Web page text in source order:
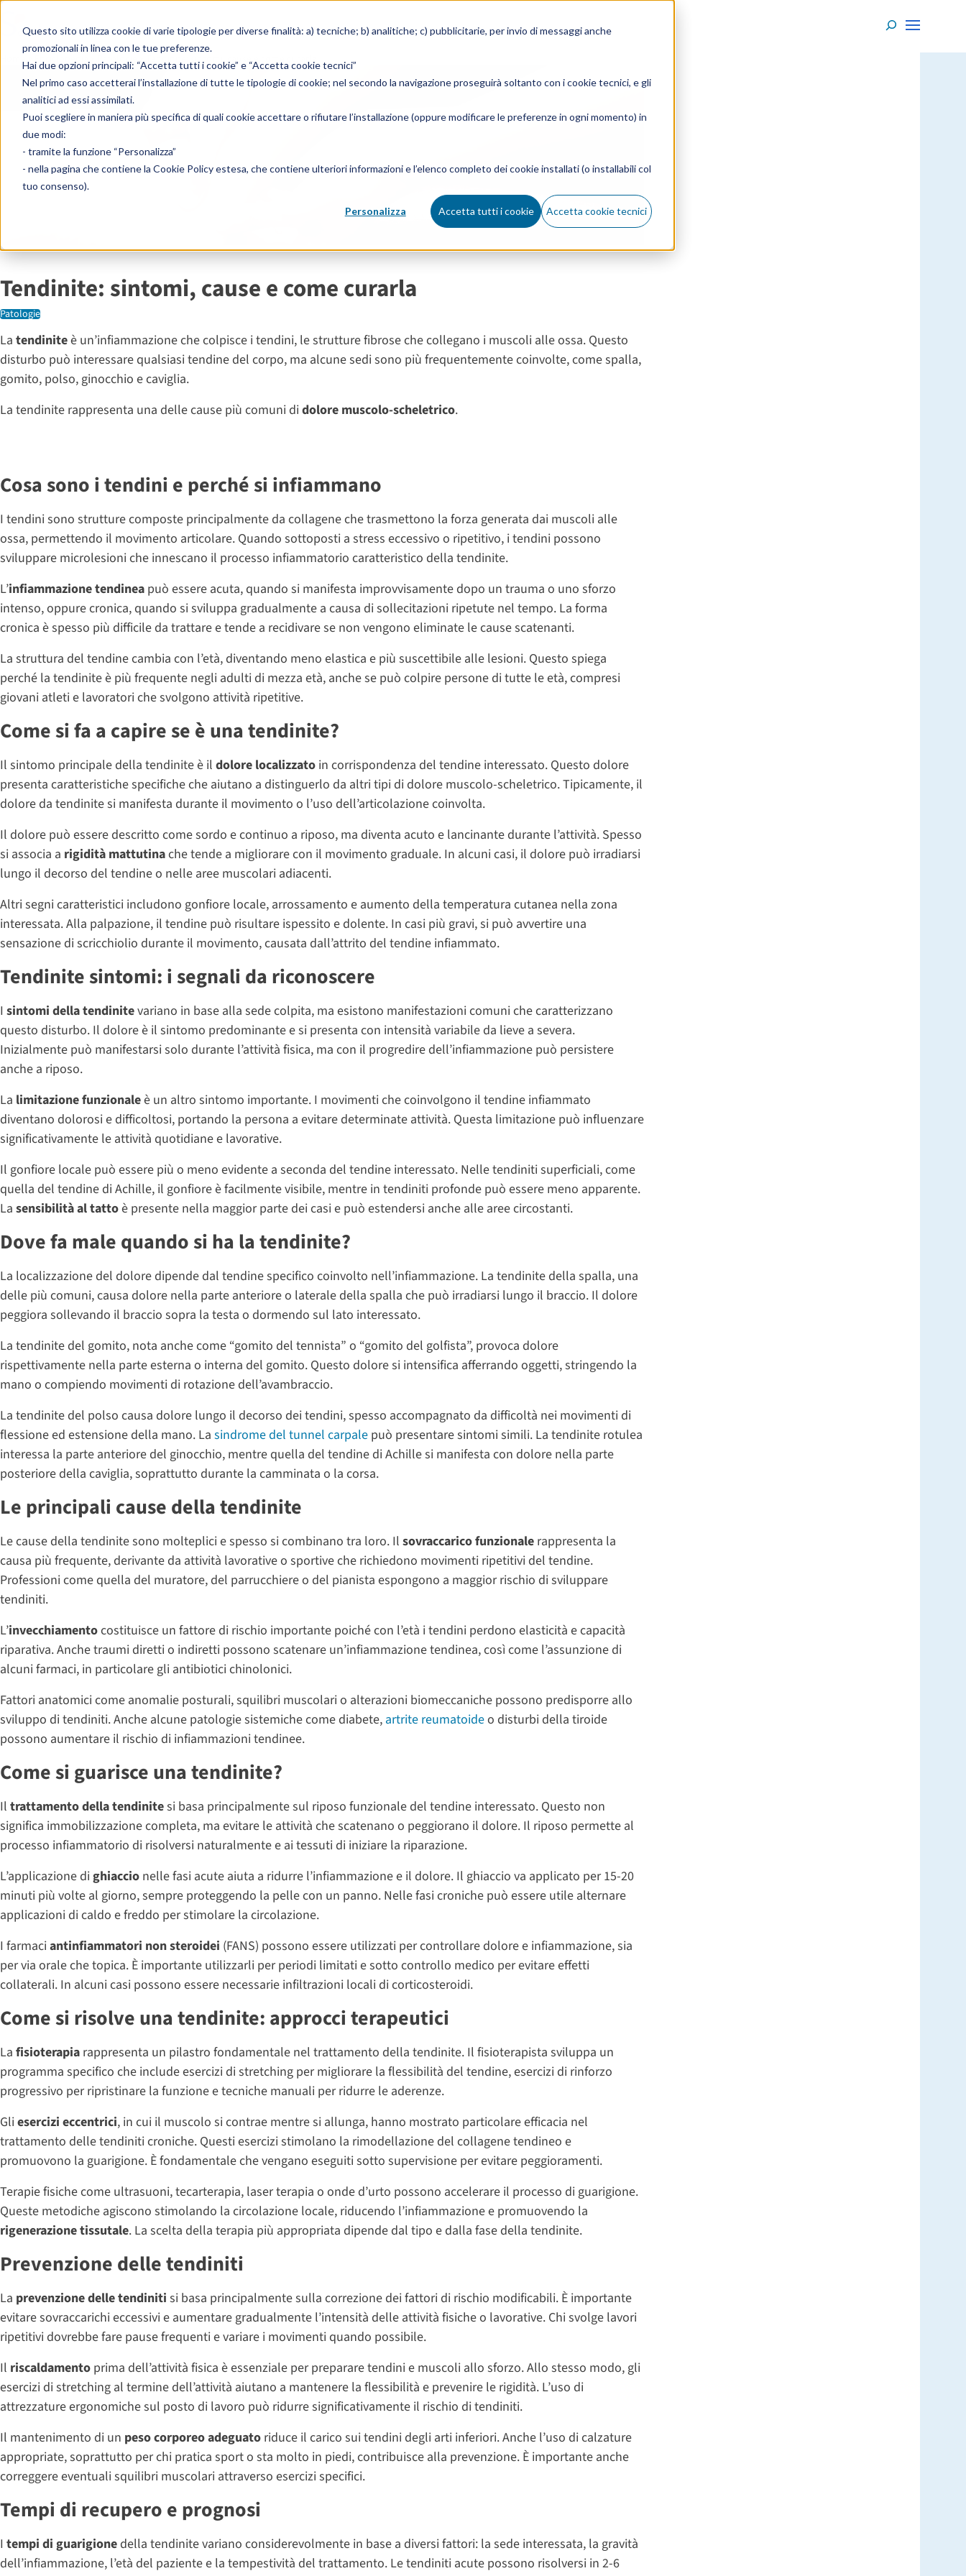
Questo sito utilizza cookie di varie tipologie per diverse finalità: a) tecniche; b) analitiche; c) pubblicitarie, per invio di messaggi anche
promozionali in linea con le tue preferenze.
Hai due opzioni principali: “Accetta tutti i cookie” e “Accetta cookie tecnici”
Nel primo caso accetterai l’installazione di tutte le tipologie di cookie; nel secondo la navigazione proseguirà soltanto con i cookie tecnici, e gli
analitici ad essi assimilati.
Puoi scegliere in maniera più specifica di quali cookie accettare o rifiutare l’installazione (oppure modificare le preferenze in ogni momento) in
due modi:
- tramite la funzione “Personalizza”
- nella pagina che contiene la Cookie Policy estesa, che contiene ulteriori informazioni e l’elenco completo dei cookie installati (o installabili col
tuo consenso).
Personalizza Accetta tutti i cookie Accetta cookie tecnici
Home » Enciclopedia » Patologie » Tendinite: sintomi, cause e come curarla
Tendinite: sintomi, cause e come curarla
Patologie
La tendiniteè un’infiammazione che colpisce i tendini, le strutture fibrose che collegano i muscoli alle ossa. Questo
disturbo può interessare qualsiasi tendine del corpo, ma alcune sedi sono più frequentemente coinvolte, come spalla,
gomito, polso, ginocchio e caviglia.
La tendinite rappresenta una delle cause più comuni didolore muscolo-scheletrico.
Cosa sono i tendini e perché si infiammano
I tendini sono strutture composte principalmente da collagene che trasmettono la forza generata dai muscoli alle
ossa, permettendo il movimento articolare. Quando sottoposti a stress eccessivo o ripetitivo, i tendini possono
sviluppare microlesioni che innescano il processo infiammatorio caratteristico della tendinite.
L’infiammazione tendinea può essere acuta, quando si manifesta improvvisamente dopo un trauma o uno sforzo
intenso, oppure cronica, quando si sviluppa gradualmente a causa di sollecitazioni ripetute nel tempo. La forma
cronica è spesso più difficile da trattare e tende a recidivare se non vengono eliminate le cause scatenanti.
La struttura del tendine cambia con l’età, diventando meno elastica e più suscettibile alle lesioni. Questo spiega
perché la tendinite è più frequente negli adulti di mezza età, anche se può colpire persone di tutte le età, compresi
giovani atleti e lavoratori che svolgono attività ripetitive.
Come si fa a capire se è una tendinite?
Il sintomo principale della tendinite è il dolore localizzato in corrispondenza del tendine interessato. Questo dolore
presenta caratteristiche specifiche che aiutano a distinguerlo da altri tipi di dolore muscolo-scheletrico. Tipicamente, il
dolore da tendinite si manifesta durante il movimento o l’uso dell’articolazione coinvolta.
Il dolore può essere descritto come sordo e continuo a riposo, ma diventa acuto e lancinante durante l’attività. Spesso
si associa a rigidità mattutinache tende a migliorare con il movimento graduale. In alcuni casi, il dolore può irradiarsi
lungo il decorso del tendine o nelle aree muscolari adiacenti.
Altri segni caratteristici includono gonfiore locale, arrossamento e aumento della temperatura cutanea nella zona
interessata. Alla palpazione, il tendine può risultare ispessito e dolente. In casi più gravi, si può avvertire una
sensazione di scricchiolio durante il movimento, causata dall’attrito del tendine infiammato.
Tendinite sintomi: i segnali da riconoscere
I sintomi della tendinitevariano in base alla sede colpita, ma esistono manifestazioni comuni che caratterizzano
questo disturbo. Il dolore è il sintomo predominante e si presenta con intensità variabile da lieve a severa.
Inizialmente può manifestarsi solo durante l’attività fisica, ma con il progredire dell’infiammazione può persistere
anche a riposo.
La limitazione funzionaleè un altro sintomo importante. I movimenti che coinvolgono il tendine infiammato
diventano dolorosi e difficoltosi, portando la persona a evitare determinate attività. Questa limitazione può influenzare
significativamente le attività quotidiane e lavorative.
Il gonfiore locale può essere più o meno evidente a seconda del tendine interessato. Nelle tendiniti superficiali, come
quella del tendine di Achille, il gonfiore è facilmente visibile, mentre in tendiniti profonde può essere meno apparente.
La sensibilità al tattoè presente nella maggior parte dei casi e può estendersi anche alle aree circostanti.
Dove fa male quando si ha la tendinite?
La localizzazione del dolore dipende dal tendine specifico coinvolto nell’infiammazione. La tendinite della spalla, una
delle più comuni, causa dolore nella parte anteriore o laterale della spalla che può irradiarsi lungo il braccio. Il dolore
peggiora sollevando il braccio sopra la testa o dormendo sul lato interessato.
La tendinite del gomito, nota anche come “gomito del tennista” o “gomito del golfista”, provoca dolore
rispettivamente nella parte esterna o interna del gomito. Questo dolore si intensifica afferrando oggetti, stringendo la
mano o compiendo movimenti di rotazione dell’avambraccio.
La tendinite del polso causa dolore lungo il decorso dei tendini, spesso accompagnato da difficoltà nei movimenti di
flessione ed estensione della mano. La sindrome del tunnel carpale può presentare sintomi simili. La tendinite rotulea
interessa la parte anteriore del ginocchio, mentre quella del tendine di Achille si manifesta con dolore nella parte
posteriore della caviglia, soprattutto durante la camminata o la corsa.
Le principali cause della tendinite
Le cause della tendinite sono molteplici e spesso si combinano tra loro. Il sovraccarico funzionale rappresenta la
causa più frequente, derivante da attività lavorative o sportive che richiedono movimenti ripetitivi del tendine.
Professioni come quella del muratore, del parrucchiere o del pianista espongono a maggior rischio di sviluppare
tendiniti.
L’invecchiamentocostituisce un fattore di rischio importante poiché con l’età i tendini perdono elasticità e capacità
riparativa. Anche traumi diretti o indiretti possono scatenare un’infiammazione tendinea, così come l’assunzione di
alcuni farmaci, in particolare gli antibiotici chinolonici.
Fattori anatomici come anomalie posturali, squilibri muscolari o alterazioni biomeccaniche possono predisporre allo
sviluppo di tendiniti. Anche alcune patologie sistemiche come diabete, artrite reumatoideo disturbi della tiroide
possono aumentare il rischio di infiammazioni tendinee.
Come si guarisce una tendinite?
Il trattamento della tendinitesi basa principalmente sul riposo funzionale del tendine interessato. Questo non
significa immobilizzazione completa, ma evitare le attività che scatenano o peggiorano il dolore. Il riposo permette al
processo infiammatorio di risolversi naturalmente e ai tessuti di iniziare la riparazione.
L’applicazione di ghiaccio nelle fasi acute aiuta a ridurre l’infiammazione e il dolore. Il ghiaccio va applicato per 15-20
minuti più volte al giorno, sempre proteggendo la pelle con un panno. Nelle fasi croniche può essere utile alternare
applicazioni di caldo e freddo per stimolare la circolazione.
I farmaciantinfiammatori non steroidei (FANS) possono essere utilizzati per controllare dolore e infiammazione, sia
per via orale che topica. È importante utilizzarli per periodi limitati e sotto controllo medico per evitare effetti
collaterali. In alcuni casi possono essere necessarie infiltrazioni locali di corticosteroidi.
Come si risolve una tendinite: approcci terapeutici
La fisioterapia rappresenta un pilastro fondamentale nel trattamento della tendinite. Il fisioterapista sviluppa un
programma specifico che include esercizi di stretching per migliorare la flessibilità del tendine, esercizi di rinforzo
progressivo per ripristinare la funzione e tecniche manuali per ridurre le aderenze.
Gliesercizi eccentrici, in cui il muscolo si contrae mentre si allunga, hanno mostrato particolare efficacia nel
trattamento delle tendiniti croniche. Questi esercizi stimolano la rimodellazione del collagene tendineo e
promuovono la guarigione. È fondamentale che vengano eseguiti sotto supervisione per evitare peggioramenti.
Terapie fisiche come ultrasuoni, tecarterapia, laser terapia o onde d’urto possono accelerare il processo di guarigione.
Queste metodiche agiscono stimolando la circolazione locale, riducendo l’infiammazione e promuovendo la
rigenerazione tissutale. La scelta della terapia più appropriata dipende dal tipo e dalla fase della tendinite.
Prevenzione delle tendiniti
La prevenzione delle tendiniti si basa principalmente sulla correzione dei fattori di rischio modificabili. È importante
evitare sovraccarichi eccessivi e aumentare gradualmente l’intensità delle attività fisiche o lavorative. Chi svolge lavori
ripetitivi dovrebbe fare pause frequenti e variare i movimenti quando possibile.
Il riscaldamento prima dell’attività fisica è essenziale per preparare tendini e muscoli allo sforzo. Allo stesso modo, gli
esercizi di stretching al termine dell’attività aiutano a mantenere la flessibilità e prevenire le rigidità. L’uso di
attrezzature ergonomiche sul posto di lavoro può ridurre significativamente il rischio di tendiniti.
Il mantenimento di un peso corporeo adeguato riduce il carico sui tendini degli arti inferiori. Anche l’uso di calzature
appropriate, soprattutto per chi pratica sport o sta molto in piedi, contribuisce alla prevenzione. È importante anche
correggere eventuali squilibri muscolari attraverso esercizi specifici.
Tempi di recupero e prognosi
I tempi di guarigione della tendinite variano considerevolmente in base a diversi fattori: la sede interessata, la gravità
dell’infiammazione, l’età del paziente e la tempestività del trattamento. Le tendiniti acute possono risolversi in 2-6